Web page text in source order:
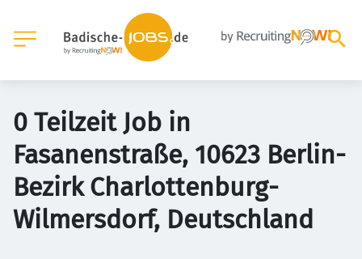
0 Teilzeit Job in
Fasanenstraße, 10623 Berlin-
Bezirk Charlottenburg-
Wilmersdorf, Deutschland